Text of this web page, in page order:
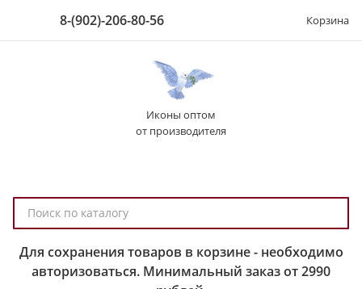
8-(902)-206-80-56 Корзина
Иконы оптом
от производителя
о
Для сохранения товаров в корзине - необходимо
авторизоваться. Минимальный заказ от 2990